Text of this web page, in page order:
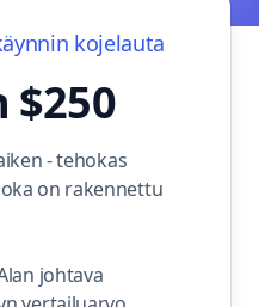
kojelauta
$250
- tehokas
on rakennettu
johtava